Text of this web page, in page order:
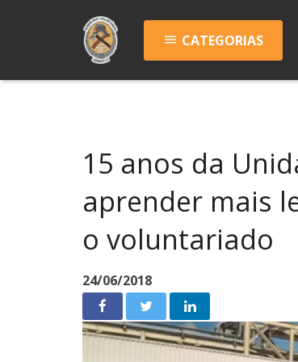
menu CATEGORIAS
15 anos da
aprender mais
o voluntariado
24/06/2018